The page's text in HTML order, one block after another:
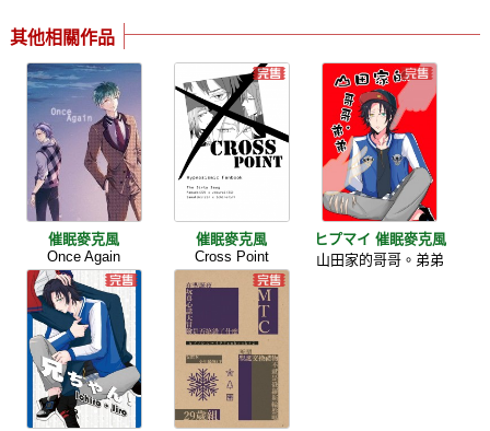
其他相關作品
催眠麥克風
Once Again
催眠麥克風
Cross Point
ヒプマイ 催眠麥克風
山田家的哥哥。弟弟